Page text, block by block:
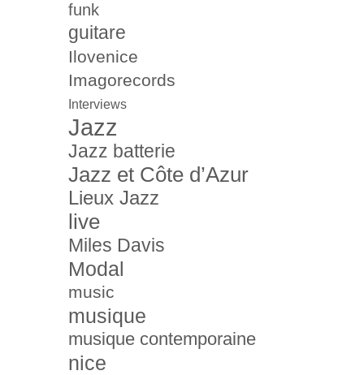
funk
guitare
Ilovenice
Imagorecords
Interviews
Jazz
Jazz batterie
Jazz et Côte d’Azur
Lieux Jazz
live
Miles Davis
Modal
music
musique
musique contemporaine
nice